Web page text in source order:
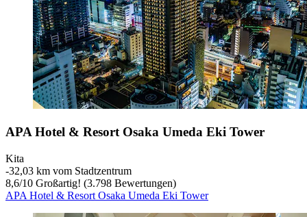
APA Hotel & Resort Osaka Umeda Eki Tower
Kita
‐32,03 km vom Stadtzentrum
8,6/10 Großartig! (3.798 Bewertungen)
APA Hotel & Resort Osaka Umeda Eki Tower